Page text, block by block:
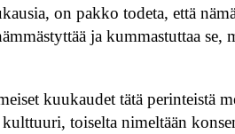
on pakko todeta, että
ja kummastuttaa se,
kuukaudet tätä perinteistä
toiselta nimeltään